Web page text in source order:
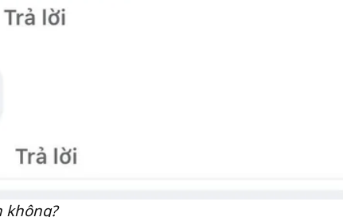
không?